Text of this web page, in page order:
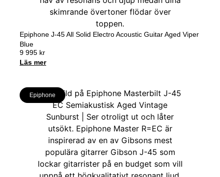
Epiphone J-45 All Solid Electro Acoustic Guitar Aged Viper
Blue
9 995 kr
Läs mer
Epiphone